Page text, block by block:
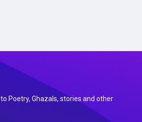
Poetry, Ghazals, stories and other